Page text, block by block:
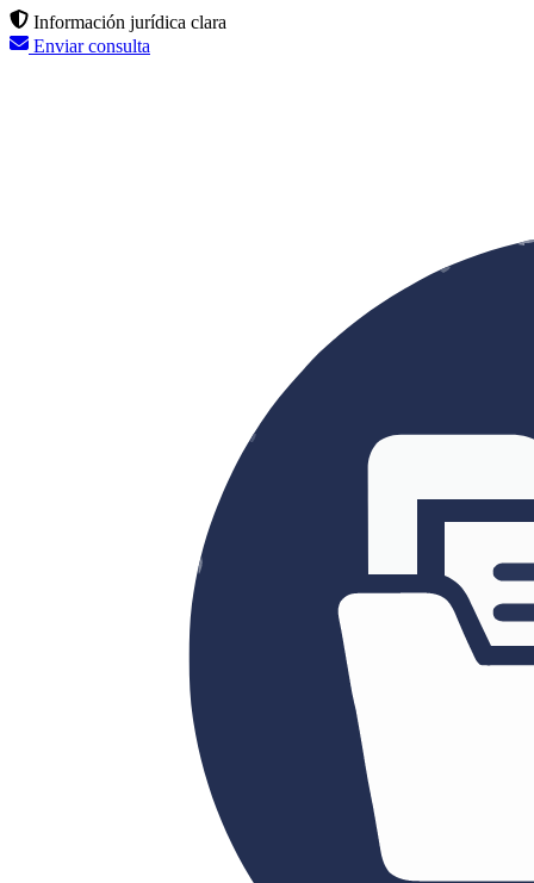
Información jurídica clara
Enviar consulta